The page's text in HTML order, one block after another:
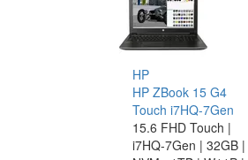
HP
HP ZBook 15 G4
Touch i7HQ-7Gen
15.6 FHD Touch |
i7HQ-7Gen | 32GB |